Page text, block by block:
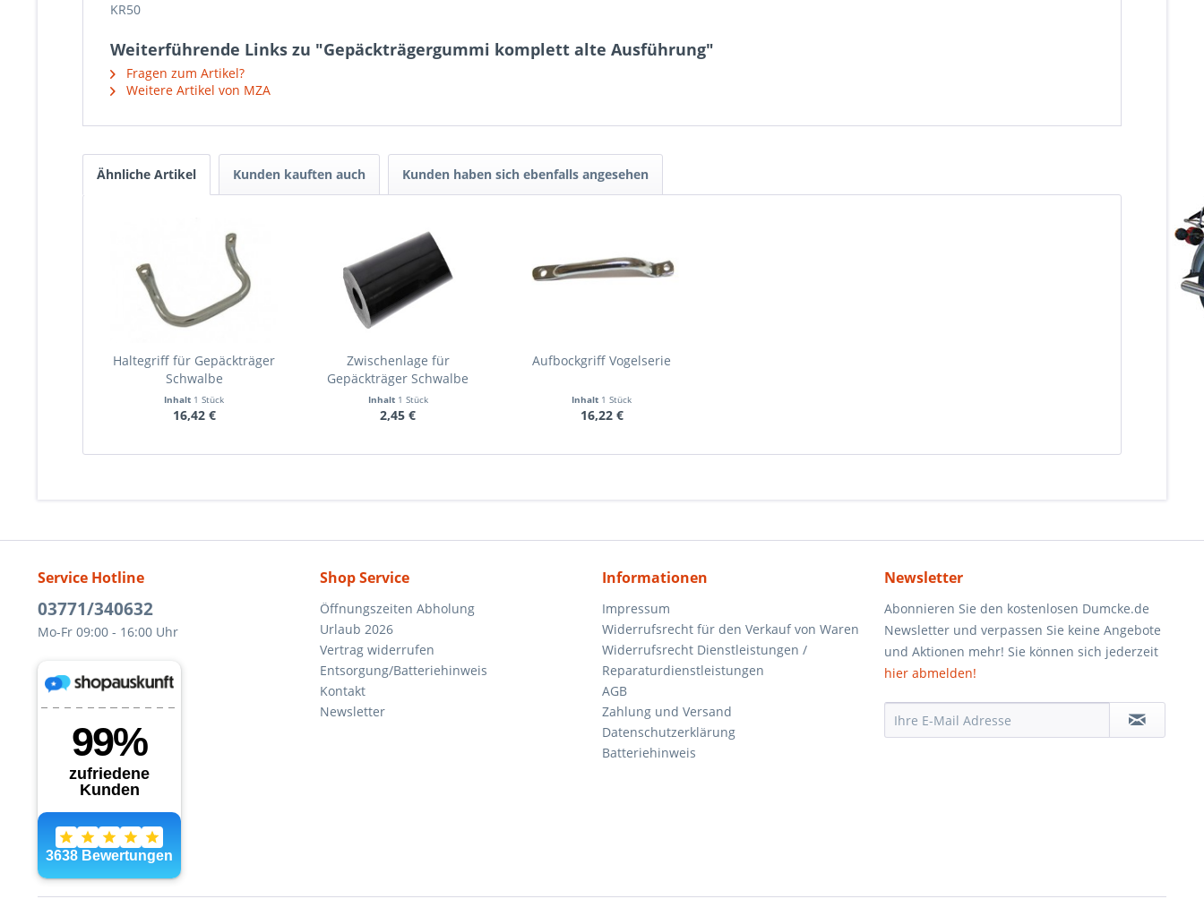
KR50
Weiterführende Links zu "Gepäckträgergummi komplett alte Ausführung"
Fragen zum Artikel?
Weitere Artikel von MZA
Ähnliche Artikel Kunden kauften auch Kunden haben sich ebenfalls angesehen
Haltegriff für Gepäckträger
Schwalbe
Inhalt 1 Stück
16,42 €
Zwischenlage für
Gepäckträger Schwalbe
Inhalt 1 Stück
2,45 €
Aufbockgriff Vogelserie
Inhalt 1 Stück
16,22 €
Service Hotline
03771/340632
Mo-Fr 09:00 - 16:00 Uhr
Shop Service
Öffnungszeiten Abholung
Urlaub 2026
Vertrag widerrufen
Entsorgung/Batteriehinweis
Kontakt
Newsletter
Informationen
Impressum
Widerrufsrecht für den Verkauf von Waren
Widerrufsrecht Dienstleistungen /
Reparaturdienstleistungen
AGB
Zahlung und Versand
Datenschutzerklärung
Batteriehinweis
Newsletter
Abonnieren Sie den kostenlosen Dumcke.de
Newsletter und verpassen Sie keine Angebote
und Aktionen mehr! Sie können sich jederzeit
hier abmelden!